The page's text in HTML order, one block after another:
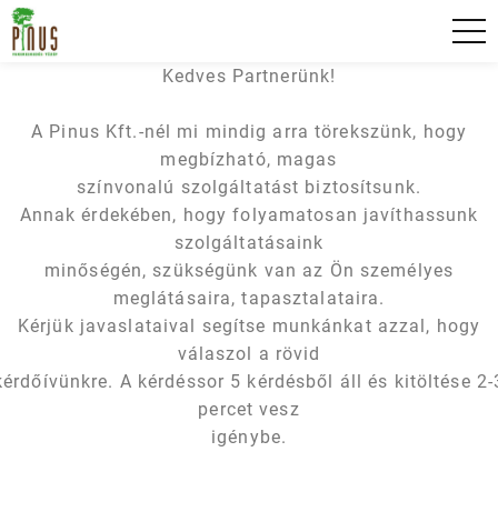
Skip
toPinus fakereskedés főoldal
Kedves Partnerünk!
A Pinus Kft.-nél mi mindig arra törekszünk, hogy
megbízható, magas
színvonalú szolgáltatást biztosítsunk.
Annak érdekében, hogy folyamatosan javíthassunk
szolgáltatásaink
minőségén, szükségünk van az Ön személyes
meglátásaira, tapasztalataira.
Kérjük javaslataival segítse munkánkat azzal, hogy
válaszol a rövid
A kérdéssor 5 kérdésből áll és kitöltése 2-
percet vesz
igénybe.